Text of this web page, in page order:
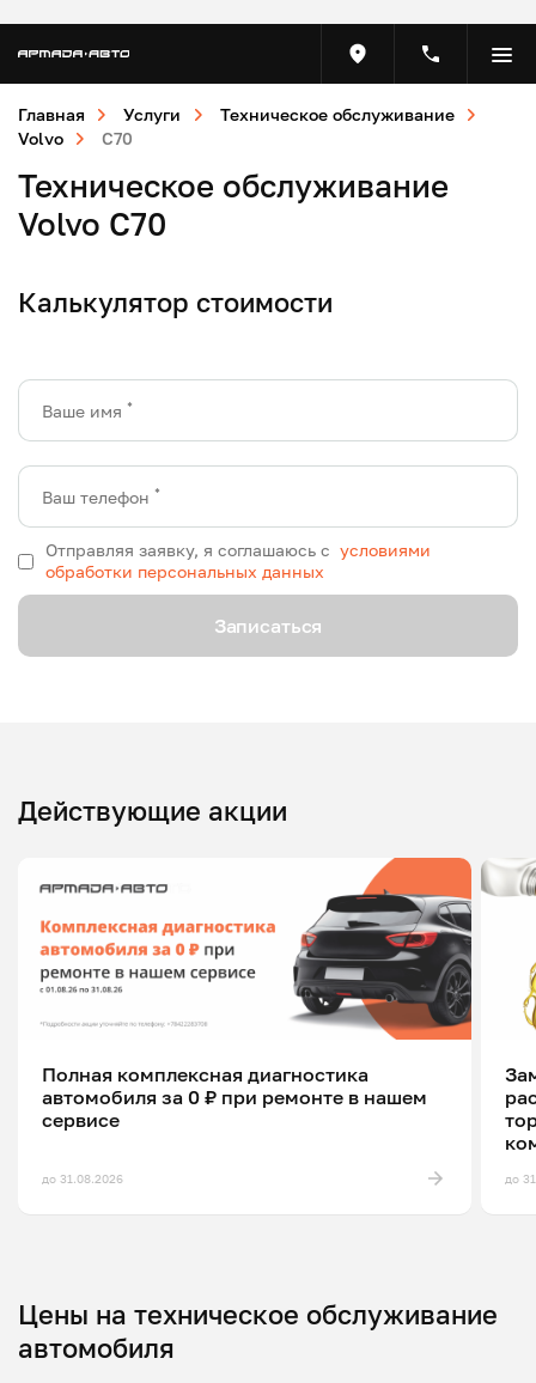
Главная Услуги
Техническое обслуживание
Volvo
C70
Техническое обслуживание
Volvo C70
Калькулятор стоимости
Ваше имя *
Ваш телефон *
Записаться
Отправляя заявку, я соглашаюсь с условиями
обработки персональных данных
Действующие акции
Полная комплексная диагностика
автомобиля за 0 ₽ при ремонте в нашем
сервисе
до 31.08.2026 до
Цены на техническое обслуживание
автомобиля